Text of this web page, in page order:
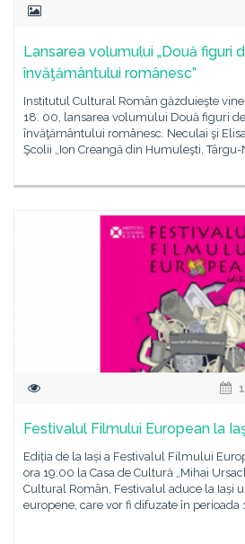
Lansarea volumului „Două figuri
învăţământului românesc”
Institutul Cultural Român găzduieşte
18. 00, lansarea volumului Două figuri
învăţământului românesc. Neculai şi
Şcolii „Ion Creangă din Humuleşti,
Festivalul Filmului European la
Ediția de la Iași a Festivalul Filmului
ora 19:00 la Casa de Cultură „Mihai
Cultural Român, Festivalul aduce la Iași
europene, care vor fi difuzate în perioada